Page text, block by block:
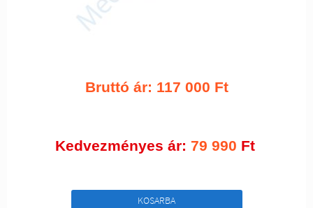
Bruttó ár: 117 000 Ft
Kedvezményes ár: 79 990 Ft
KOSARBA